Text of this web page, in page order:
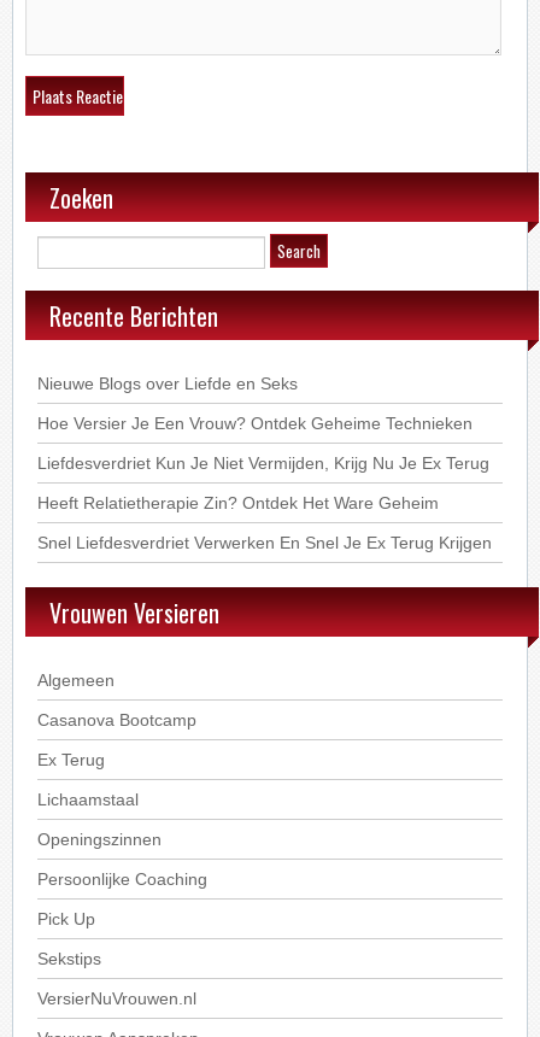
Zoeken
Recente Berichten
Nieuwe Blogs over Liefde en Seks
Hoe Versier Je Een Vrouw? Ontdek Geheime Technieken
Liefdesverdriet Kun Je Niet Vermijden, Krijg Nu Je Ex Terug
Heeft Relatietherapie Zin? Ontdek Het Ware Geheim
Snel Liefdesverdriet Verwerken En Snel Je Ex Terug Krijgen
Vrouwen Versieren
Algemeen
Casanova Bootcamp
Ex Terug
Lichaamstaal
Openingszinnen
Persoonlijke Coaching
Pick Up
Sekstips
VersierNuVrouwen.nl